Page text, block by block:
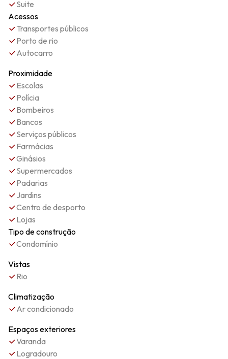
Suite
Acessos
Transportes públicos
Porto de rio
Autocarro
Proximidade
Escolas
Polícia
Bombeiros
Bancos
Serviços públicos
Farmácias
Ginásios
Supermercados
Padarias
Jardins
Centro de desporto
Lojas
Tipo de construção
Condomínio
Vistas
Rio
Climatização
Ar condicionado
Espaços exteriores
Varanda
Logradouro